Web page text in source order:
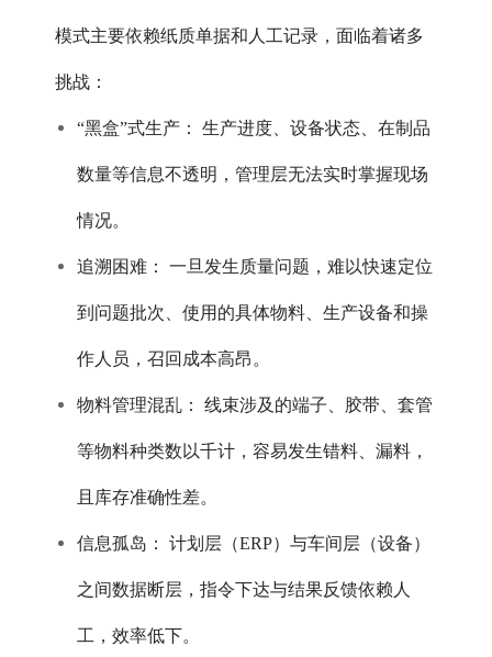
模式主要依赖纸质单据和人工记录，面临着诸多
挑战：
“黑盒”式生产： 生产进度、设备状态、在制品
数量等信息不透明，管理层无法实时掌握现场
情况。
追溯困难： 一旦发生质量问题，难以快速定位
到问题批次、使用的具体物料、生产设备和操
作人员，召回成本高昂。
物料管理混乱： 线束涉及的端子、胶带、套管
等物料种类数以千计，容易发生错料、漏料，
且库存准确性差。
信息孤岛： 计划层（ERP）与车间层（设备）
之间数据断层，指令下达与结果反馈依赖人
工，效率低下。